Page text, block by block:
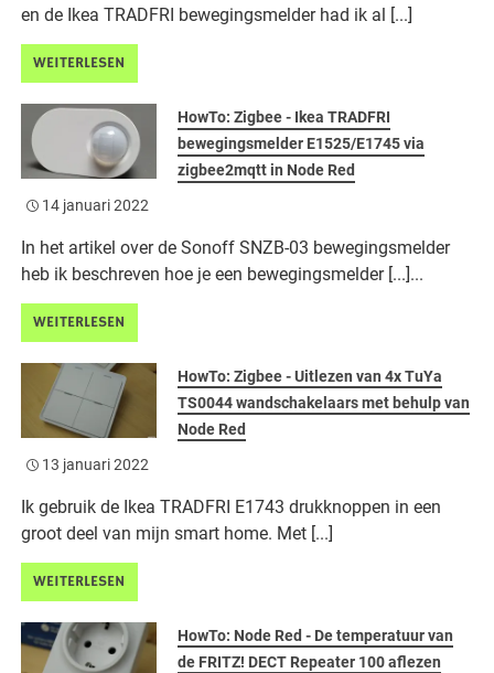
en de Ikea TRADFRI bewegingsmelder had ik al [...]
WEITERLESEN
HowTo: Zigbee - Ikea TRADFRI
bewegingsmelder E1525/E1745 via
zigbee2mqtt in Node Red
14 januari 2022
In het artikel over de Sonoff SNZB-03 bewegingsmelder
heb ik beschreven hoe je een bewegingsmelder [...]...
WEITERLESEN
HowTo: Zigbee - Uitlezen van 4x TuYa
TS0044 wandschakelaars met behulp van
Node Red
13 januari 2022
Ik gebruik de Ikea TRADFRI E1743 drukknoppen in een
groot deel van mijn smart home. Met [...]
WEITERLESEN
HowTo: Node Red - De temperatuur van
de FRITZ! DECT Repeater 100 aflezen